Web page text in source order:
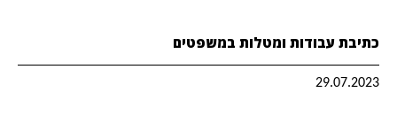
כתיבת עבודות ומטלות במשפטים
29.07.2023